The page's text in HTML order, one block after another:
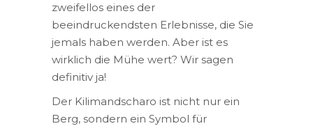
zweifellos eines der
beeindruckendsten Erlebnisse, die Sie
jemals haben werden. Aber ist es
wirklich die Mühe wert? Wir sagen
definitiv ja!
Der Kilimandscharo ist nicht nur ein
Berg, sondern ein Symbol für